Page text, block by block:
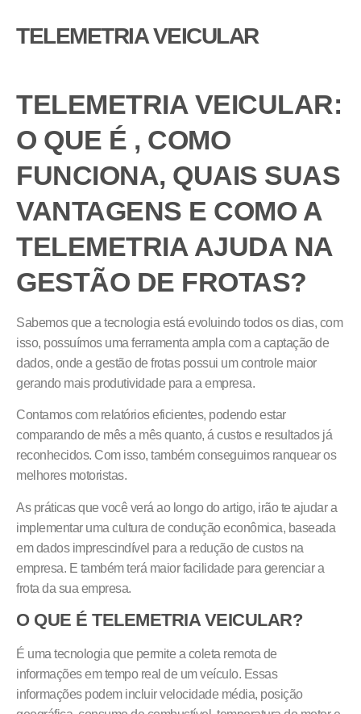
TELEMETRIA VEICULAR
TELEMETRIA VEICULAR:
O QUE É , COMO
FUNCIONA, QUAIS SUAS
VANTAGENS E COMO A
TELEMETRIA AJUDA NA
GESTÃO DE FROTAS?
Sabemos que a tecnologia está evoluindo todos os dias, com
isso, possuímos uma ferramenta ampla com a captação de
dados, onde a gestão de frotas possui um controle maior
gerando mais produtividade para a empresa.
Contamos com relatórios eficientes, podendo estar
comparando de mês a mês quanto, á custos e resultados já
reconhecidos. Com isso, também conseguimos ranquear os
melhores motoristas.
As práticas que você verá ao longo do artigo, irão te ajudar a
implementar uma cultura de condução econômica, baseada
em dados imprescindível para a redução de custos na
empresa. E também terá maior facilidade para gerenciar a
frota da sua empresa.
O QUE É TELEMETRIA VEICULAR?
É uma tecnologia que permite a coleta remota de
informações em tempo real de um veículo. Essas
informações podem incluir velocidade média, posição